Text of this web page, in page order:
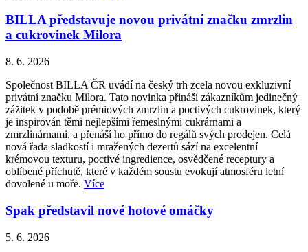
BILLA představuje novou privátní značku zmrzlin
a cukrovinek Milora
8. 6. 2026
Společnost BILLA ČR uvádí na český trh zcela novou exkluzivní
privátní značku Milora. Tato novinka přináší zákazníkům jedinečný
zážitek v podobě prémiových zmrzlin a poctivých cukrovinek, který
je inspirován těmi nejlepšími řemeslnými cukrárnami a
zmrzlinárnami, a přenáší ho přímo do regálů svých prodejen. Celá
nová řada sladkostí i mražených dezertů sází na excelentní
krémovou texturu, poctivé ingredience, osvědčené receptury a
oblíbené příchutě, které v každém soustu evokují atmosféru letní
dovolené u moře. Více
Spak představil nové hotové omáčky
5. 6. 2026